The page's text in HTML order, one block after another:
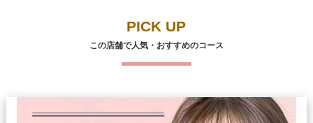
PICK UP
この店舗で人気・おすすめのコース